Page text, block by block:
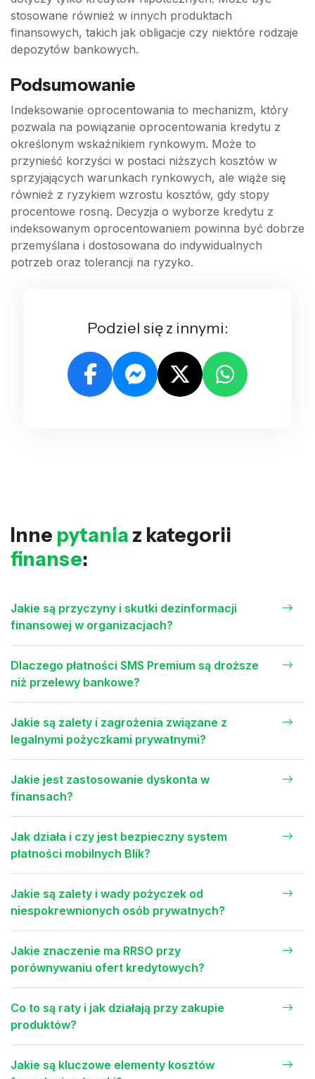
stosowane również w innych produktach
finansowych, takich jak obligacje czy niektóre rodzaje
depozytów bankowych.
Podsumowanie
Indeksowanie oprocentowania to mechanizm, który
pozwala na powiązanie oprocentowania kredytu z
określonym wskaźnikiem rynkowym. Może to
przynieść korzyści w postaci niższych kosztów w
sprzyjających warunkach rynkowych, ale wiąże się
również z ryzykiem wzrostu kosztów, gdy stopy
procentowe rosną. Decyzja o wyborze kredytu z
indeksowanym oprocentowaniem powinna być dobrze
przemyślana i dostosowana do indywidualnych
potrzeb oraz tolerancji na ryzyko.
Podziel się z innymi:
Inne pytania z kategorii
finanse:
Jakie są przyczyny i skutki dezinformacji
finansowej w organizacjach?
Dlaczego płatności SMS Premium są droższe
niż przelewy bankowe?
Jakie są zalety i zagrożenia związane z
legalnymi pożyczkami prywatnymi?
Jakie jest zastosowanie dyskonta w
finansach?
Jak działa i czy jest bezpieczny system
płatności mobilnych Blik?
Jakie są zalety i wady pożyczek od
niespokrewnionych osób prywatnych?
Jakie znaczenie ma RRSO przy
porównywaniu ofert kredytowych?
Co to są raty i jak działają przy zakupie
produktów?
Jakie są kluczowe elementy kosztów